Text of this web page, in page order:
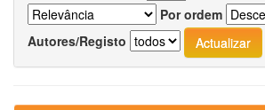
Por ordem
Autores/Registo